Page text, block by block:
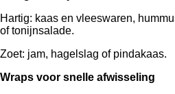
Hartig: kaas en vleeswaren,
of tonijnsalade.
Zoet: jam, hagelslag of pindakaas.
Wraps voor snelle afwisseling